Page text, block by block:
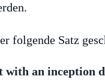
folgende Satz
with an inception